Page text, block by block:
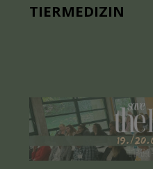
TIERMEDIZIN